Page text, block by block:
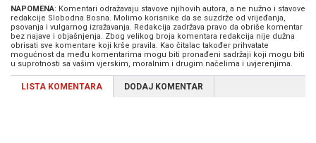
NAPOMENA: Komentari odražavaju stavove njihovih autora, a ne nužno i stavove
redakcije Slobodna Bosna. Molimo korisnike da se suzdrže od vrijeđanja,
psovanja i vulgarnog izražavanja. Redakcija zadržava pravo da obriše komentar
bez najave i objašnjenja. Zbog velikog broja komentara redakcija nije dužna
obrisati sve komentare koji krše pravila. Kao čitalac također prihvatate
mogućnost da među komentarima mogu biti pronađeni sadržaji koji mogu biti
u suprotnosti sa vašim vjerskim, moralnim i drugim načelima i uvjerenjima.
LISTA KOMENTARA DODAJ KOMENTAR